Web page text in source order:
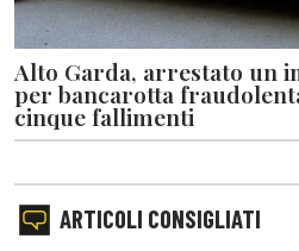
Alto Garda, arrestato un
per bancarotta
cinque fallimenti
ARTICOLI CONSIGLIATI